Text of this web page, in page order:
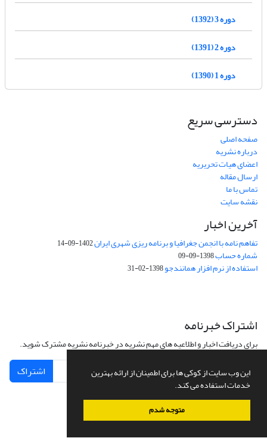
این وب سایت از کوکی ها برای اطمینان از ارائه بهترین
خدمات استفاده می کند.
متوجه شدم
دوره 3 (1392)
دوره 2 (1391)
دوره 1 (1390)
دسترسی سریع
صفحه اصلی
درباره نشریه
اعضای هیات تحریریه
ارسال مقاله
تماس با ما
نقشه سایت
آخرین اخبار
تفاهم نامه با انجمن جغرافیا و برنامه ریزی شهری ایران1402-09-14
شماره حساب1398-09-09
استفاده از نرم افزار همانندجو1398-02-31
اشتراک خبرنامه
برای دریافت اخبار و اطلاعیه های مهم نشریه در خبرنامه نشریه مشترک شوید.
اشتراک
سامانه مدیریت نشریات علمی.طراحی و پیاده سازی ازسیناوب